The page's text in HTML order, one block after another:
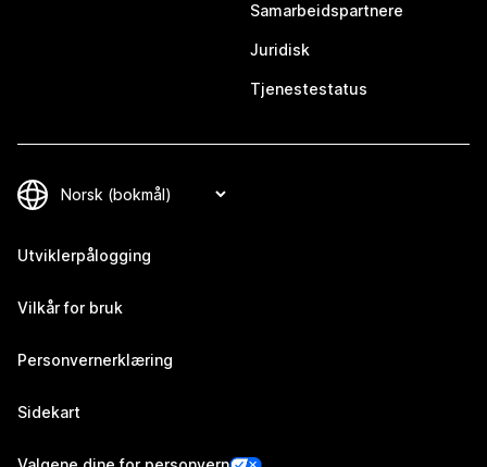
Samarbeidspartnere
Juridisk
Tjenestestatus
Utviklerpålogging
Vilkår for bruk
Personvernerklæring
Sidekart